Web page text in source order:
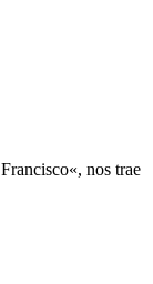
nos trae